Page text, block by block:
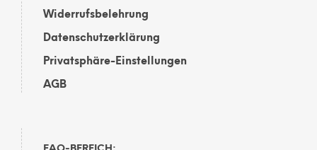
Widerrufsbelehrung
Datenschutzerklärung
Privatsphäre-Einstellungen
AGB